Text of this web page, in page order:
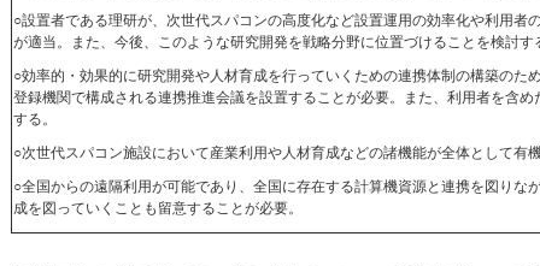
○設置者である理研が、次世代スパコンの高度化など設置運用の効率化や利用者
が適当。また、今後、このような研究開発を戦略分野に位置づけることを検討す
○効率的・効果的に研究開発や人材育成を行っていくための連携体制の構築のた
登録機関で構成される連携推進会議を設置することが必要。また、利用者を含
する。
○次世代スパコン施設において産業利用や人材育成などの諸機能が全体として有
○全国からの遠隔利用が可能であり、全国に存在する計算機資源と連携を図りな
成を図っていくことも留意することが必要。